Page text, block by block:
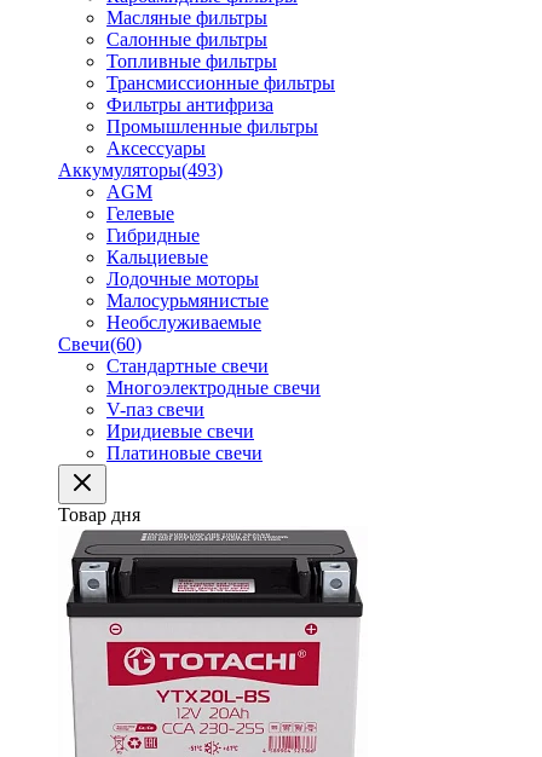
Масляные фильтры
Салонные фильтры
Топливные фильтры
Трансмиссионные фильтры
Фильтры антифриза
Промышленные фильтры
Аксессуары
Аккумуляторы(493)
AGM
Гелевые
Гибридные
Кальциевые
Лодочные моторы
Малосурьмянистые
Необслуживаемые
Свечи(60)
Стандартные свечи
Многоэлектродные свечи
V-паз свечи
Иридиевые свечи
Платиновые свечи
Товар дня